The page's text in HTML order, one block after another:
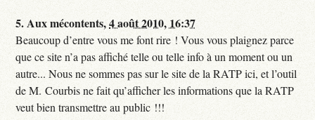
5.Aux mécontents,4 août 2010, 16:37
Beaucoup d’entre vous me font rire ! Vous vous plaignez parce
que ce site n’a pas affiché telle ou telle info à un moment ou un
autre... Nous ne sommes pas sur le site de la RATP ici, et l’outil
de M. Courbis ne fait qu’afficher les informations que la RATP
veut bien transmettre au public !!!